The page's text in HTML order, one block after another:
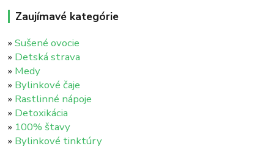
Zaujímavé kategórie
»Sušené ovocie
» Detská strava
» Medy
» Bylinkové čaje
» Rastlinné nápoje
» Detoxikácia
» 100% štavy
» Bylinkové tinktúry